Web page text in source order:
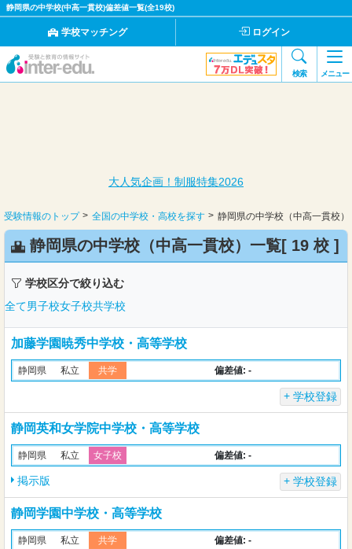
静岡県の中学校(中高一貫校)偏差値一覧(全19校)
学校マッチング ログイン
検索 メニュー
大人気企画！制服特集2026
受験情報のトップ 全国の中学校・高校を探す 静岡県の中学校（中高一貫校）
静岡県の中学校（中高一貫校）一覧[ 19 校 ]
学校区分で絞り込む
全て男子校女子校共学校
加藤学園暁秀中学校・高等学校
静岡県 私立 共学 偏差値: -
学校登録
静岡英和女学院中学校・高等学校
静岡県 私立 女子校 偏差値: -
掲示版 学校登録
静岡学園中学校・高等学校
静岡県 私立 共学 偏差値: -